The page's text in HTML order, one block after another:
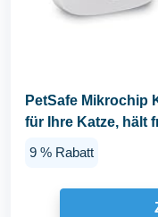
PetSafe Mikrochip
für Ihre Katze, hält
9 % Rabatt